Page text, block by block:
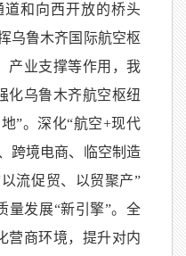
道和向西开放的桥头
乌鲁木齐国际航空枢
产业支撑等作用，我
化乌鲁木齐航空枢纽
”。深化“航空+现代
跨境电商、临空制造
流促贸、以贸聚产”
量发展“新引擎”。全
营商环境，提升对内